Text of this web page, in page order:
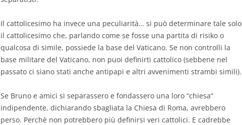
Il cattolicesimo ha invece una peculiarità… si può determinare tale solo
il cattolicesimo che, parlando come se fosse una partita di risiko o
qualcosa di simile, possiede la base del Vaticano. Se non controlli la
base militare del Vaticano, non puoi definirti cattolico (sebbene nel
passato ci siano stati anche antipapi e altri avvenimenti strambi simili).
Se Bruno e amici si separassero e fondassero una loro “chiesa”
indipendente, dichiarando sbagliata la Chiesa di Roma, avrebbero
perso. Perchè non potrebbero più definirsi veri cattolici. E cadrebbe